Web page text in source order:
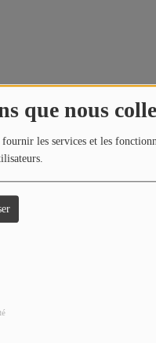
que nous
les services et les